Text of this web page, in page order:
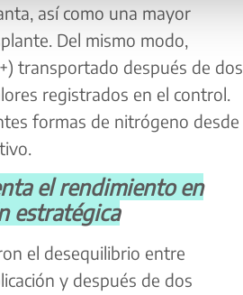
así como una mayor
Del mismo modo,
transportado después de dos
registrados en el control.
formas de nitrógeno desde
el rendimiento en
estratégica
el desequilibrio entre
y después de dos